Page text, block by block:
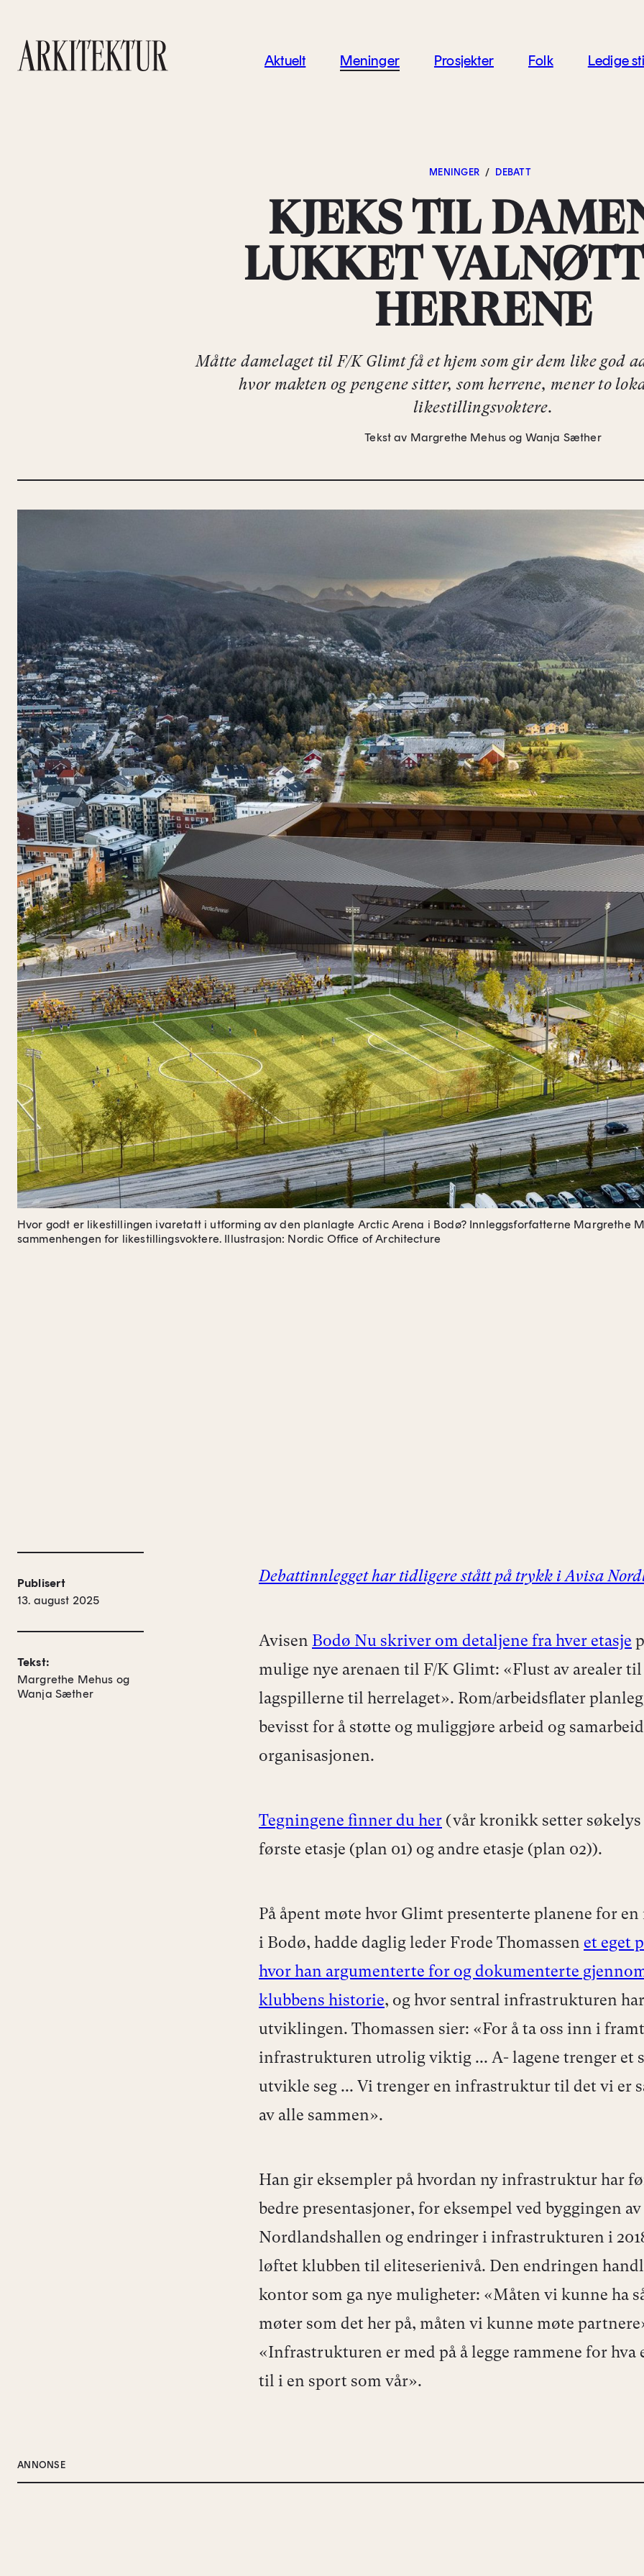
Aktuelt Meninger Prosjekter Folk Ledige
MENINGER / DEBATT
KJEKS TIL
LUKKET
HERRENE
Måtte damelaget til F/K Glimt få et hjem som gir dem like god
hvor makten og pengene sitter, som herrene, mener to
likestillingsvoktere.
Tekst av Margrethe Mehus og Wanja Sæther
Hvor godt er likestillingen ivaretatt i utforming av den planlagte Arctic Arena i Bodø? Innleggsforfatterne Margrethe
sammenhengen for likestillingsvoktere. Illustrasjon: Nordic Office of Architecture
Publisert
13. august 2025
Tekst:
Margrethe Mehus og
Wanja Sæther
Debattinnlegget har tidligere stått på trykk i Avisa
Avisen Bodø Nu skriver om detaljene fra hver etasje
mulige nye arenaen til F/K Glimt: «Flust av arealer
lagspillerne til herrelaget». Rom/arbeidsflater
bevisst for å støtte og muliggjøre arbeid og
organisasjonen.
Tegningene finner du her (vår kronikk setter søkelys
første etasje (plan 01) og andre etasje (plan 02)).
På åpent møte hvor Glimt presenterte planene for en
i Bodø, hadde daglig leder Frode Thomassen et eget
hvor han argumenterte for og dokumenterte
klubbens historie, og hvor sentral infrastrukturen
utviklingen. Thomassen sier: «For å ta oss inn i
infrastrukturen utrolig viktig ... A- lagene trenger et
utvikle seg ... Vi trenger en infrastruktur til det vi er
av alle sammen».
Han gir eksempler på hvordan ny infrastruktur har
bedre presentasjoner, for eksempel ved byggingen av
Nordlandshallen og endringer i infrastrukturen i
løftet klubben til eliteserienivå. Den endringen
kontor som ga nye muligheter: «Måten vi kunne ha
møter som det her på, måten vi kunne møte
«Infrastrukturen er med på å legge rammene for hva
til i en sport som vår».
ANNONSE